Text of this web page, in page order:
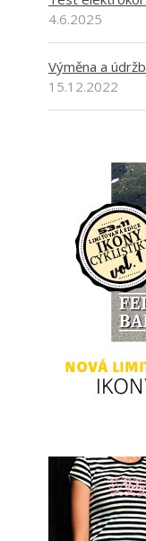
4.6.2025
Výměna a
15.12.2022